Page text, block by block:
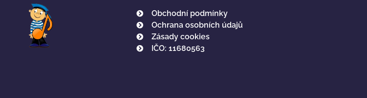
Obchodní podmínky
Ochrana osobních údajů
Zásady cookies
IČO: 11680563